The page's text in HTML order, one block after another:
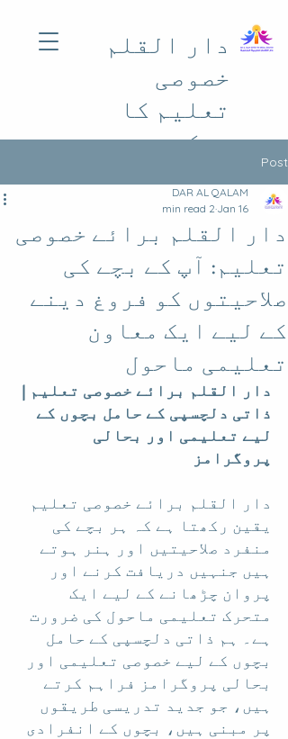
دار القلم
خصوصی
تعلیم کا
مرکز
Post
دار القلم برائے خصوصی
تعلیم: آپ کے بچے کی
صلاحیتوں کو فروغ دینے
کے لیے ایک معاون
تعلیمی ماحول
DAR AL QALAM
Jan 16
2 min read
دار القلم برائے خصوصی تعلیم |
ذاتی دلچسپی کے حامل بچوں کے
لیے تعلیمی اور بحالی
پروگرامز
دار القلم برائے خصوصی تعلیم
یقین رکھتا ہے کہ ہر بچے کی
منفرد صلاحیتیں اور ہنر ہوتے
ہیں جنہیں دریافت کرنے اور
پروان چڑھانے کے لیے ایک
متحرک تعلیمی ماحول کی ضرورت
ہے۔ ہم ذاتی دلچسپی کے حامل
بچوں کے لیے خصوصی تعلیمی اور
بحالی پروگرامز فراہم کرتے
ہیں، جو جدید تدریسی طریقوں
پر مبنی ہیں، بچوں کے انفرادی